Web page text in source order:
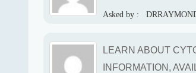
Asked by :
LEARN ABOUT
INFORMATION,